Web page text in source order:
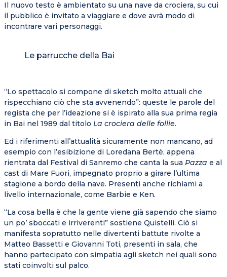
Il nuovo testo è ambientato su una nave da crociera, su cui
il pubblico è invitato a viaggiare e dove avrà modo di
incontrare vari personaggi.
Le parrucche della Bai
“Lo spettacolo si compone di sketch molto attuali che
rispecchiano ciò che sta avvenendo”: queste le parole del
regista che per l’ideazione si è ispirato alla sua prima regia
in Bai nel 1989 dal titolo La crociera delle follie.
Ed i riferimenti all’attualità sicuramente non mancano, ad
esempio con l’esibizione di Loredana Bertè, appena
rientrata dal Festival di Sanremo che canta la sua Pazza e al
cast di Mare Fuori, impegnato proprio a girare l’ultima
stagione a bordo della nave. Presenti anche richiami a
livello internazionale, come Barbie e Ken.
“La cosa bella è che la gente viene già sapendo che siamo
un po’ sboccati e irriverenti” sostiene Quistelli. Ciò si
manifesta sopratutto nelle divertenti battute rivolte a
Matteo Bassetti e Giovanni Toti, presenti in sala, che
hanno partecipato con simpatia agli sketch nei quali sono
stati coinvolti sul palco.